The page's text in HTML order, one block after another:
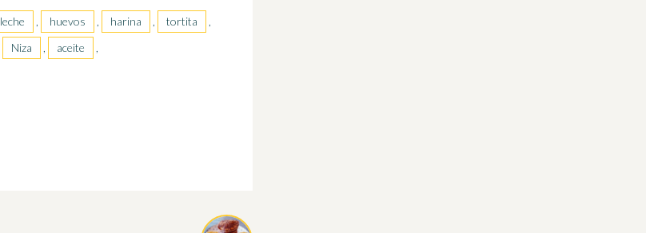
leche , huevos , harina , tortita
,
Niza , aceite ,